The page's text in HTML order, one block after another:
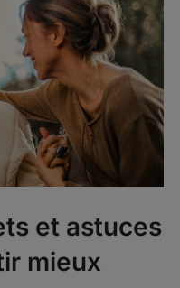
et astuces
mieux